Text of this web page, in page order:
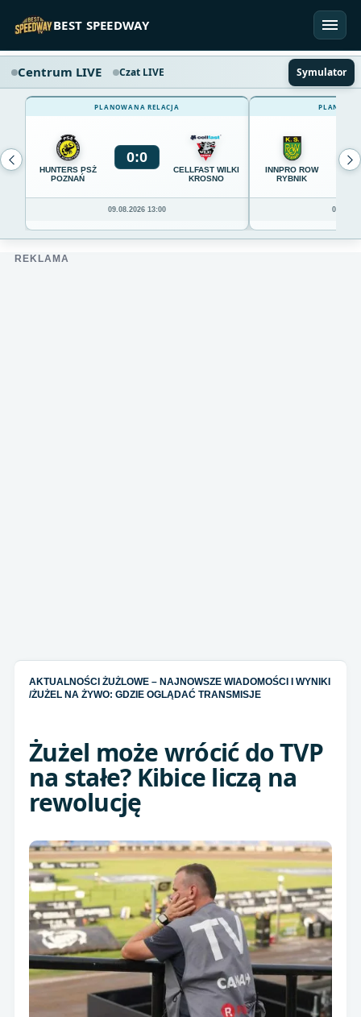
BEST SPEEDWAY
Centrum LIVE Czat LIVE Symulator
PLANOWANA RELACJA
HUNTERS PSŻ
POZNAŃ
0:0
CELLFAST WILKI
KROSNO
09.08.2026 13:00
INNPRO ROW
RYBNIK
0
REKLAMA
AKTUALNOŚCI ŻUŻLOWE – NAJNOWSZE WIADOMOŚCI I WYNIKI
/ŻUŻEL NA ŻYWO: GDZIE OGLĄDAĆ TRANSMISJE
Żużel może wrócić do TVP
na stałe? Kibice liczą na
rewolucję